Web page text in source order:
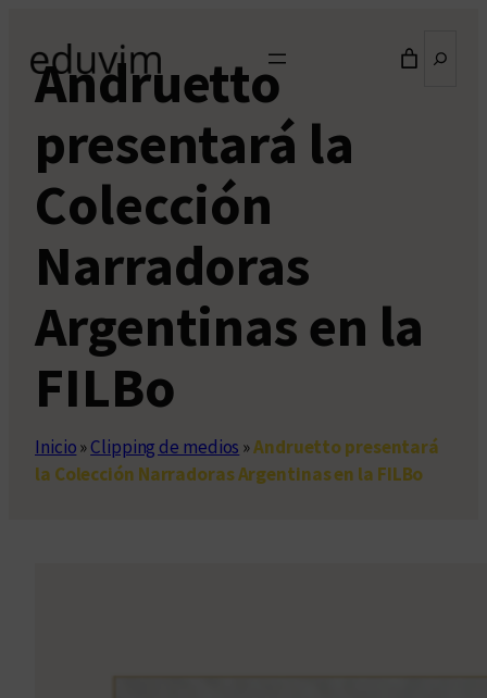
contenido
Andruetto
presentará la
Colección
Narradoras
Argentinas en la
FILBo
Inicio»Clipping de medios »Andruetto presentará
la Colección Narradoras Argentinas en la FILBo